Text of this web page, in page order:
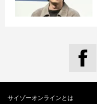
サイゾーオンラインとは